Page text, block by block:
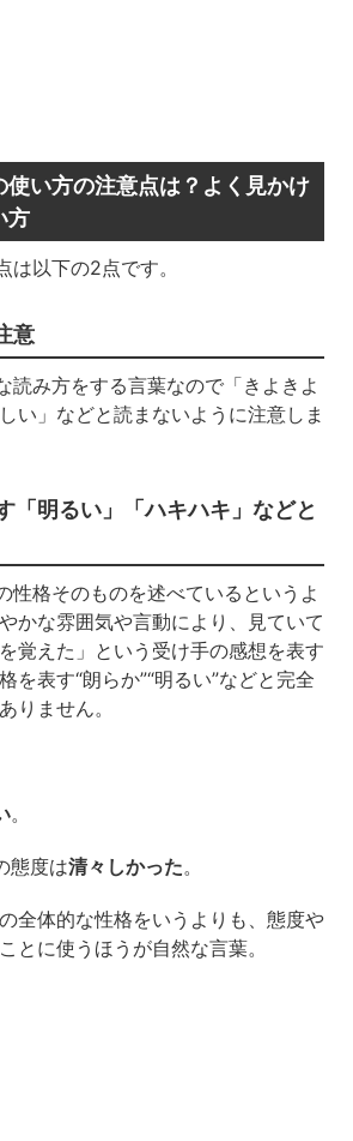
使い方の注意点は？よく見かけ
方
は以下の2点です。
意
読み方をする言葉なので「きよきよ
い」などと読まないように注意しま
「明るい」「ハキハキ」などと
性格そのものを述べているというよ
かな雰囲気や言動により、見ていて
覚えた」という受け手の感想を表す
を表す“朗らか”“明るい”などと完全
りません。
。
態度は清々しかった。
全体的な性格をいうよりも、態度や
とに使うほうが自然な言葉。